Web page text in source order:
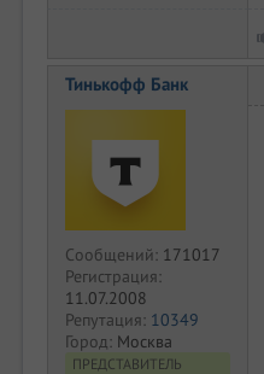
Тинькофф Банк
Сообщений: 171017
Регистрация:
11.07.2008
Репутация: 10349
Город: Москва
ПРЕДСТАВИТЕЛЬ